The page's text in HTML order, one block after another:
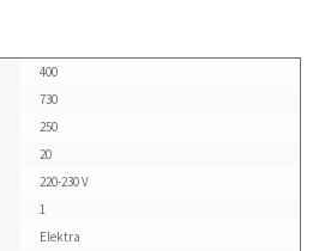
400
730
250
20
220-230 V
1
Elektra